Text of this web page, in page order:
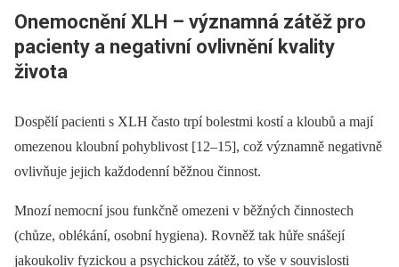
Onemocnění XLH –⁠ významná zátěž pro
pacienty a negativní ovlivnění kvality
života
Dospělí pacienti s XLH často trpí bolestmi kostí a kloubů a mají
omezenou kloubní pohyblivost [12–15], což významně negativně
ovlivňuje jejich každodenní běžnou činnost.
Mnozí nemocní jsou funkčně omezeni v běžných činnostech
(chůze, oblékání, osobní hygiena). Rovněž tak hůře snášejí
jakoukoliv fyzickou a psychickou zátěž, to vše v souvislosti